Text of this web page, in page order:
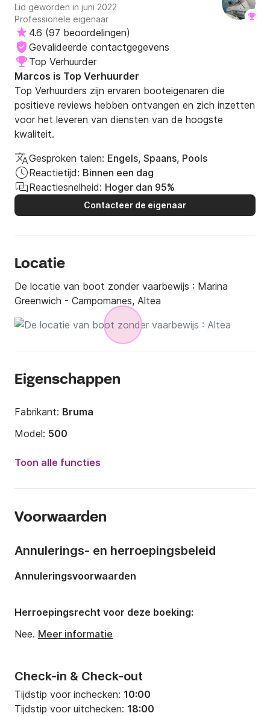
toch zeker 30 euro kwijt nog steeds geen geld maar toch.
Wel een leuke dag op het water gehad.
Lid geworden in juni 2022
Professionele eigenaar
4.6 (97 beoordelingen)
Gevalideerde contactgegevens
Top Verhuurder
Marcos is Top Verhuurder
Top Verhuurders zijn ervaren booteigenaren die
positieve reviews hebben ontvangen en zich inzetten
voor het leveren van diensten van de hoogste
kwaliteit.
Gesproken talen: Engels, Spaans, Pools
Reactietijd: Binnen een dag
Reactiesnelheid: Hoger dan 95%
Contacteer de eigenaar
Locatie
De locatie van boot zonder vaarbewijs : Marina
Greenwich - Campomanes, Altea
Eigenschappen
Fabrikant: Bruma
Model: 500
Motorkracht:
15pk
Capaciteit aan boord:
Toon alle functies
Voorwaarden
Check-in & Check-out
Tijdstip voor inchecken: 10:00
Tijdstip voor uitchecken: 18:00
Annulerings- en herroepingsbeleid
Annuleringsvoorwaarden
Herroepingsrecht voor deze boeking:
Nee. Meer informatie